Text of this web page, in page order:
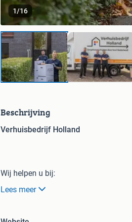
1/16
Beschrijving
Verhuisbedrijf Holland
Wij helpen u bij:
• Verhuisservice
• Verhuizen van uw meubels
Lees meer